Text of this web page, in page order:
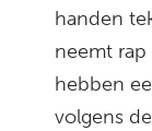
handen
neemt
hebben
volgens